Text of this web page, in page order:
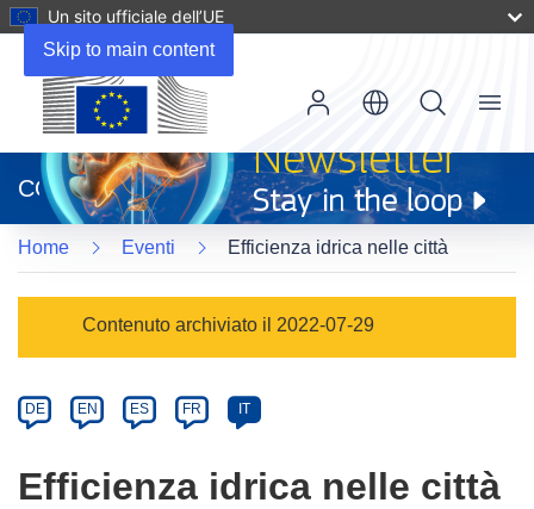
Skip to main content
Un sito ufficiale dell’UE
apre
in
una
nuova
finestra)
CORDIS
Menu
Home Eventi Efficienza idrica nelle città
category
Contenuto archiviato il 2022-07-29
Article
available
the
DE EN ES FR IT
Efficienza idrica nelle città